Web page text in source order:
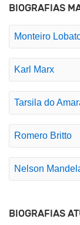
BIOGRAFIAS
Monteiro
Karl Marx
Tarsila do
Romero Britto
Nelson
BIOGRAFIAS